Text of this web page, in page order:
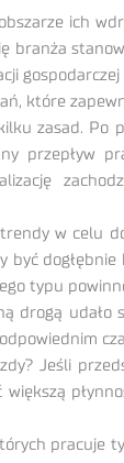
ich
które
zasad. Po
przepływ
w celu
typu
drogą
Jeśli
pracuje